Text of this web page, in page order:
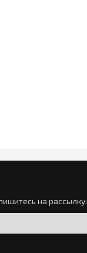
Box от Adria
на рассылку: